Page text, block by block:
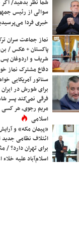
شما نظر بدهید/ اگر
سوالی از رئیس
خبری فردا
نماز جماعت سران
پاکستان + عکس /
شریف و اردوغان پس
دفاع مشترک نماز
سناتور آمریکایی
برای شورش در
فرقی نمی‌کند پسر
مریم رجوی، هر
اسلامی
«پیمان مکه» و
ائتلاف نظامی
برای تهران دارد؟ /
اسلام‌آباد علیه